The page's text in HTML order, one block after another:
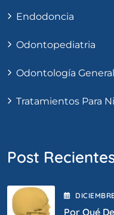
Endodoncia
Odontopediatria
Odontología General
Tratamientos Para
Post
Por Qué